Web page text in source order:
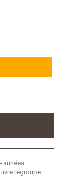
années
regroupe